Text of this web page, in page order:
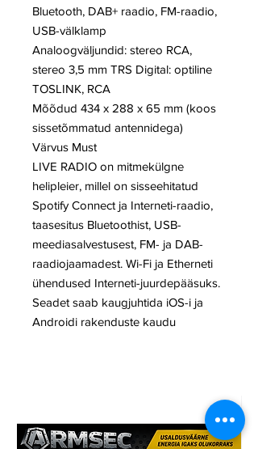
Bluetooth, DAB+ raadio, FM-raadio,
USB-välklamp
Analoogväljundid: stereo RCA,
stereo 3,5 mm TRS Digital: optiline
TOSLINK, RCA
Mõõdud 434 x 288 x 65 mm (koos
sissetõmmatud antennidega)
Värvus Must
LIVE RADIO on mitmekülgne
helipleier, millel on sisseehitatud
Spotify Connect ja Interneti-raadio,
taasesitus Bluetoothist, USB-
meediasalvestusest, FM- ja DAB-
raadiojaamadest. Wi-Fi ja Etherneti
ühendused Interneti-juurdepääsuks.
Seadet saab kaugjuhtida iOS-i ja
Androidi rakenduste kaudu